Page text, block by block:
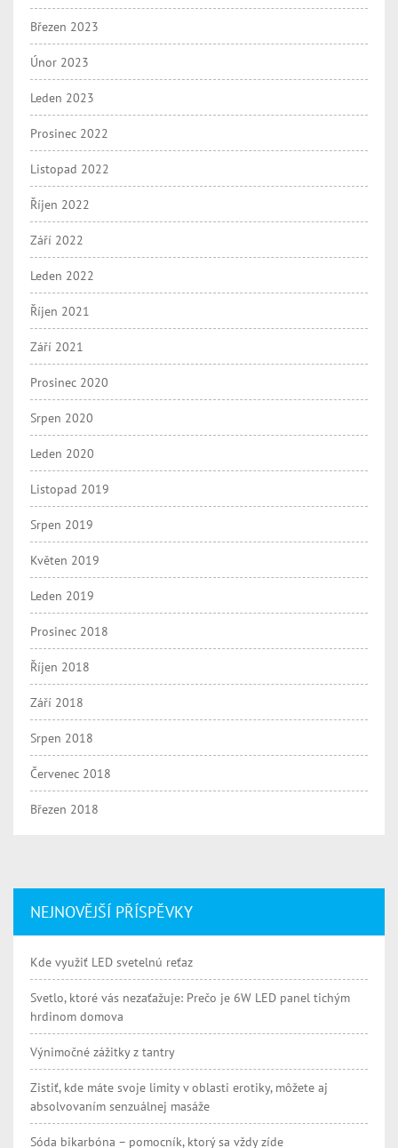
Březen 2023
Únor 2023
Leden 2023
Prosinec 2022
Listopad 2022
Říjen 2022
Září 2022
Leden 2022
Říjen 2021
Září 2021
Prosinec 2020
Srpen 2020
Leden 2020
Listopad 2019
Srpen 2019
Květen 2019
Leden 2019
Prosinec 2018
Říjen 2018
Září 2018
Srpen 2018
Červenec 2018
Březen 2018
NEJNOVĚJŠÍ PŘÍSPĚVKY
Kde využiť LED svetelnú reťaz
Svetlo, ktoré vás nezaťažuje: Prečo je 6W LED panel tichým
hrdinom domova
Výnimočné zážitky z tantry
Zistiť, kde máte svoje limity v oblasti erotiky, môžete aj
absolvovaním senzuálnej masáže
Sóda bikarbóna – pomocník, ktorý sa vždy zíde